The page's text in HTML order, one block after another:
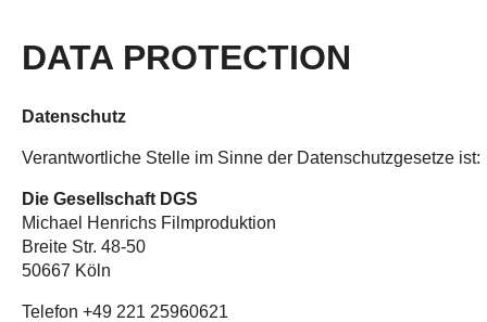
DATA PROTECTION
Datenschutz
Verantwortliche Stelle im Sinne der Datenschutzgesetze ist:
Die Gesellschaft DGS
Michael Henrichs Filmproduktion
Breite Str. 48-50
50667 Köln
Telefon ‭+49 221 25960621‬